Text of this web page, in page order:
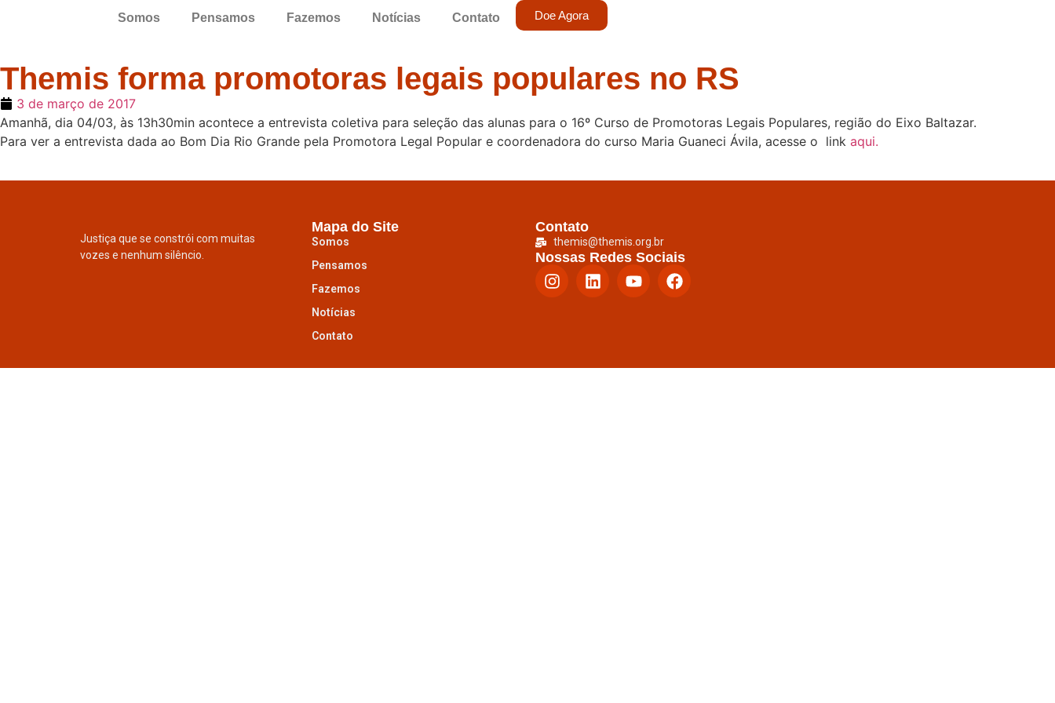
Somos Pensamos Fazemos Notícias Contato Doe Agora
Themis forma promotoras legais populares no RS
3 de março de 2017
Amanhã, dia 04/03, às 13h30min acontece a entrevista coletiva para seleção das alunas para o 16º Curso de Promotoras Legais Populares, região do Eixo Baltazar.
Para ver a entrevista dada ao Bom Dia Rio Grande pela Promotora Legal Popular e coordenadora do curso Maria Guaneci Ávila, acesse o link aqui.
Justiça que se constrói com muitas
vozes e nenhum silêncio.
Mapa do Site
Somos
Pensamos
Fazemos
Notícias
Contato
Contato
themis@themis.org.br
Nossas Redes Sociais